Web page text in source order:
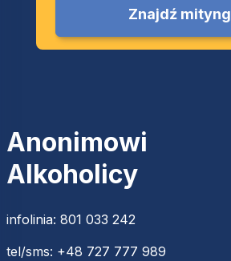
Znajdź mityng
Anonimowi
Alkoholicy
infolinia: 801 033 242
tel/sms: +48 727 777 989